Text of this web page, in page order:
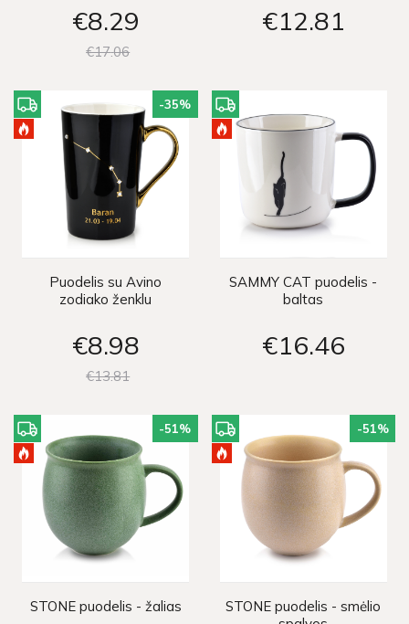
€8 29
€1706
€12 81
-35%
Puodelis su Avino
zodiako ženklu
€8 98
€1381
SAMMY CAT puodelis -
baltas
€16 46
-51%
STONE puodelis - žalias
-51%
STONE puodelis - smėlio